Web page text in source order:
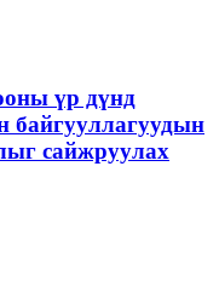
үр дүнд
байгууллагуудын
сайжруулах